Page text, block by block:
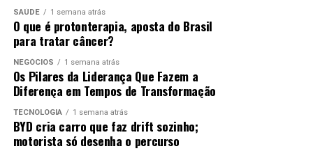
SAÚDE 1 semana atrás
O que é protonterapia, aposta do Brasil
para tratar câncer?
NEGÓCIOS 1 semana atrás
Os Pilares da Liderança Que Fazem a
Diferença em Tempos de Transformação
TECNOLOGIA 1 semana atrás
BYD cria carro que faz drift sozinho;
motorista só desenha o percurso